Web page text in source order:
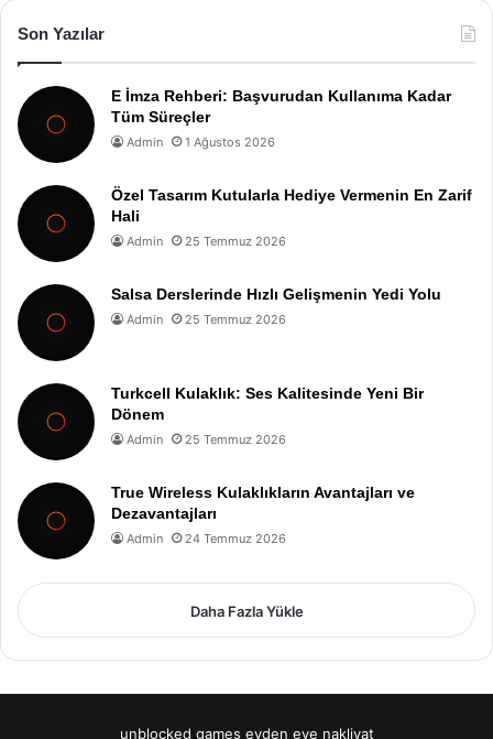
Son Yazılar
E İmza Rehberi: Başvurudan Kullanıma Kadar
Tüm Süreçler
Admin 1 Ağustos 2026
Özel Tasarım Kutularla Hediye Vermenin En Zarif
Hali
Admin 25 Temmuz 2026
Salsa Derslerinde Hızlı Gelişmenin Yedi Yolu
Admin 25 Temmuz 2026
Turkcell Kulaklık: Ses Kalitesinde Yeni Bir
Dönem
Admin 25 Temmuz 2026
True Wireless Kulaklıkların Avantajları ve
Dezavantajları
Admin 24 Temmuz 2026
Daha Fazla Yükle
unblocked games evden eve nakliyat